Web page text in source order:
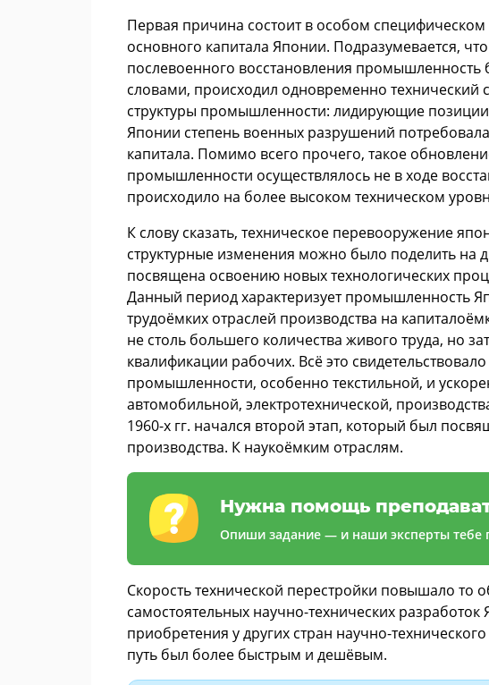
Первая причина состоит в особом
основного капитала Японии. Подразумевается,
послевоенного восстановления
словами, происходил одновременно
структуры промышленности: лидирующие
Японии степень военных разрушений
капитала. Помимо всего прочего, такое
промышленности осуществлялось не в ходе
происходило на более высоком техническом
К слову сказать, техническое перевооружение
структурные изменения можно было поделить на
посвящена освоению новых технологических
Данный период характеризует промышленность
трудоёмких отраслей производства на
не столь большего количества живого труда, но
квалификации рабочих. Всё это
промышленности, особенно текстильной, и
автомобильной, электротехнической,
1960-х гг. начался второй этап, который был
производства. К наукоёмким отраслям.
Нужна помощь
Опиши задание — и наши эксперты тебе
Скорость технической перестройки повышало то
самостоятельных научно-технических
приобретения у других стран научно-
путь был более быстрым и дешёвым.